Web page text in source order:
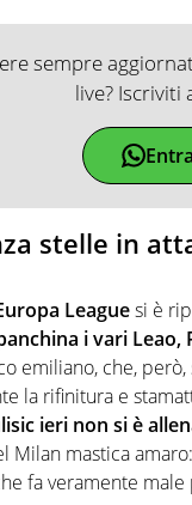
sempre
live? Iscriviti
stelle in
Leaguesi è
i vari Leao,
emiliano, che, però,
la rifinitura e
ieri non si è
Milan mastica
fa veramente male